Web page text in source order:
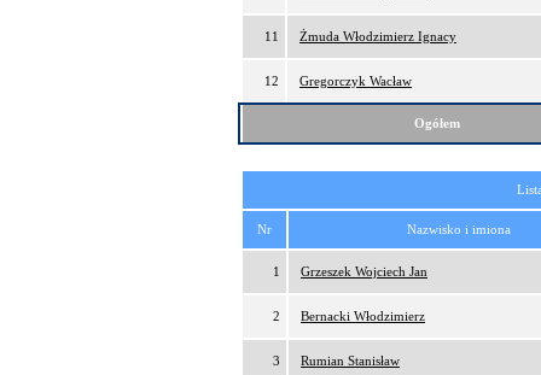
11 Żmuda Włodzimierz Ignacy
12 Gregorczyk Wacław
Ogółem
Nr Nazwisko i imiona
1 Grzeszek Wojciech Jan
2 Bernacki Włodzimierz
3 Rumian Stanisław